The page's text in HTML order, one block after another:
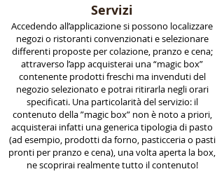
Servizi
Accedendo all’applicazione si possono localizzare
negozi o ristoranti convenzionati e selezionare
differenti proposte per colazione, pranzo e cena;
attraverso l’app acquisterai una “magic box”
contenente prodotti freschi ma invenduti del
negozio selezionato e potrai ritirarla negli orari
specificati. Una particolarità del servizio: il
contenuto della ”magic box” non è noto a priori,
acquisterai infatti una generica tipologia di pasto
(ad esempio, prodotti da forno, pasticceria o pasti
pronti per pranzo e cena), una volta aperta la box,
ne scoprirai realmente tutto il contenuto!